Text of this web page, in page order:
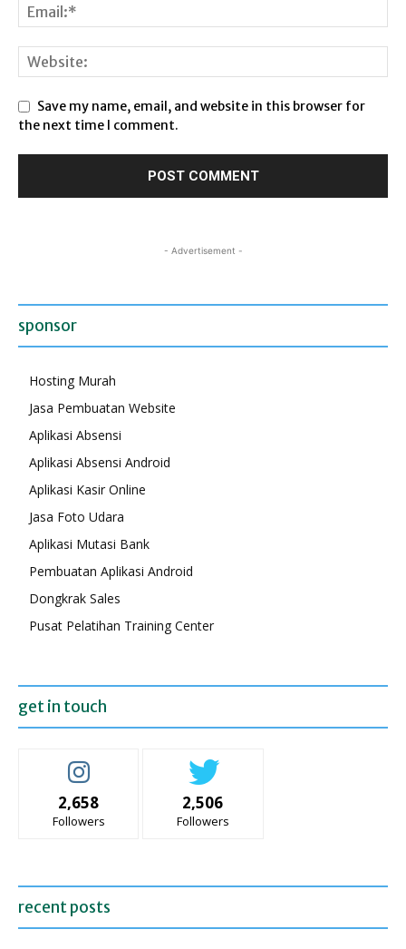
Save my name, email, and website in this browser for
the next time I comment.
- Advertisement -
sponsor
Hosting Murah
Jasa Pembuatan Website
Aplikasi Absensi
Aplikasi Absensi Android
Aplikasi Kasir Online
Jasa Foto Udara
Aplikasi Mutasi Bank
Pembuatan Aplikasi Android
Dongkrak Sales
Pusat Pelatihan Training Center
get in touch
2,658
Followers
2,506
Followers
recent posts